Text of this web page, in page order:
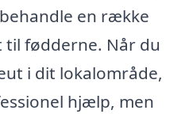
en række
fødderne. Når du
i dit lokalområde,
hjælp, men